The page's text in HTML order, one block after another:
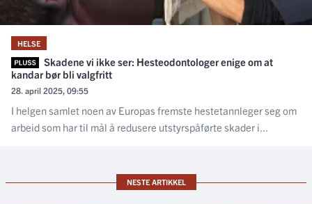
HELSE
Skadene vi ikke ser: Hesteodontologer enige om at
kandar bør bli valgfritt
28. april 2025, 09:55
I helgen samlet noen av Europas fremste hestetannleger seg om
arbeid som har til mål å redusere utstyrspåførte skader i...
NESTE ARTIKKEL